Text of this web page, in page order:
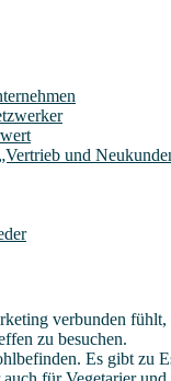
und
ver­bun­den
zu besuchen.
Es gibt zu